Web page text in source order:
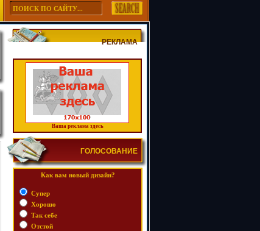
РЕКЛАМА
Ваша реклама здесь
ГОЛОСОВАНИЕ
Как вам новый дизайн?
Супер
Хорошо
Так себе
Отстой